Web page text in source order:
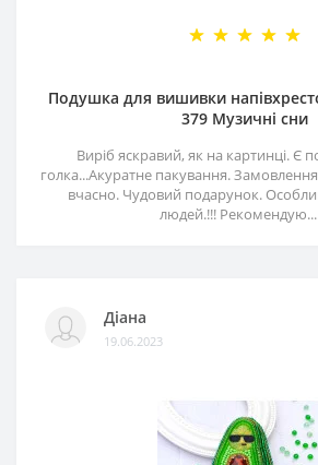
Подушка для вишивки
379 Музичні сни
Виріб яскравий, як на картинці. Є
голка...Акуратне пакування.
вчасно. Чудовий подарунок.
людей.!!!
Діана
19.06.2023